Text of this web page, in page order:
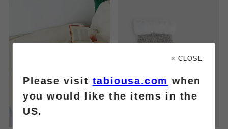
× CLOSE
Please visittabiousa.com when
you would like the items in the
US.